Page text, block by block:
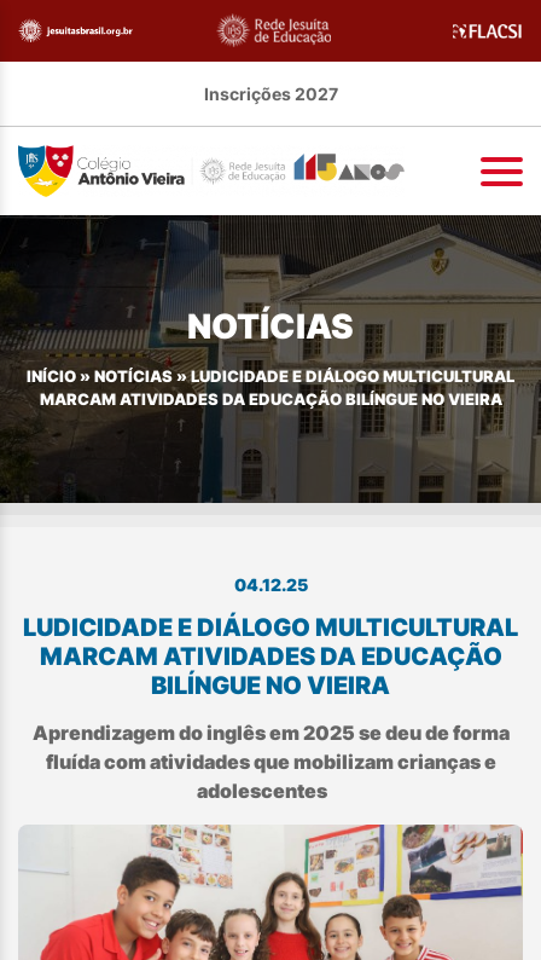
Inscrições 2027
NOTÍCIAS
INÍCIO » NOTÍCIAS»LUDICIDADE E DIÁLOGO MULTICULTURAL
MARCAM ATIVIDADES DA EDUCAÇÃO BILÍNGUE NO VIEIRA
04.12.25
LUDICIDADE E DIÁLOGO MULTICULTURAL
MARCAM ATIVIDADES DA EDUCAÇÃO
BILÍNGUE NO VIEIRA
Aprendizagem do inglês em 2025 se deu de forma
fluída com atividades que mobilizam crianças e
adolescentes